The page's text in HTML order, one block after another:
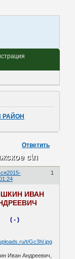
РАЙОН
с\п
Ответить
1
2015-
ИВАН
( - )
Иван Андреевич,